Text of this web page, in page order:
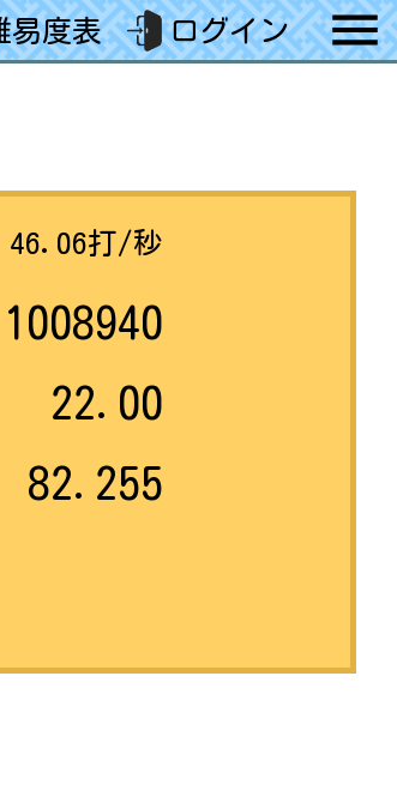
易度表 ログイン
46.06打/秒
1008940
22.00
82.255